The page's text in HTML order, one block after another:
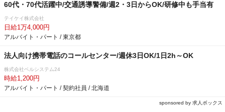
60代・70代活躍中/交通誘導警備/週2・3日からOK/研修中も手当有
テイケイ株式会社
日給1万4,000円
アルバイト・パート / 東京都
法人向け携帯電話のコールセンター/週休3日OK/1日2h～OK
株式会社ベルシステム24
時給1,200円
アルバイト・パート / 契約社員 / 北海道
sponsored by 求人ボックス